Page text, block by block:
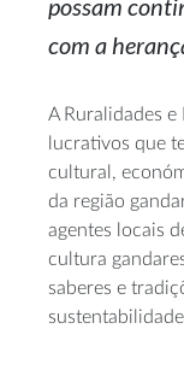
possam
com a
A Ruralidades
lucrativos que
cultural,
da região
agentes locais
cultura
saberes e